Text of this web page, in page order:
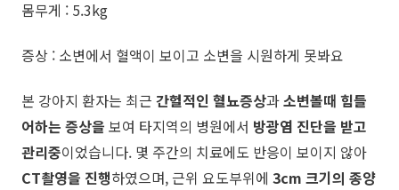
몸무게 : 5.3kg
증상 : 소변에서 혈액이 보이고 소변을 시원하게 못봐요
본 강아지 환자는 최근 간헐적인 혈뇨증상과소변볼때 힘들
어하는 증상을 보여 타지역의 병원에서 방광염 진단을 받고
관리중이었습니다. 몇 주간의 치료에도 반응이 보이지 않아
CT촬영을 진행​하였으며, 근위 요도부위에 3cm 크기의 종양